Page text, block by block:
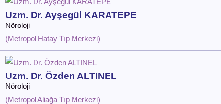
Uzm. Dr. Ayşegül KARATEPE
Nöroloji
(Metropol Hatay Tıp Merkezi)
Uzm. Dr. Özden ALTINEL
Nöroloji
(Metropol Aliağa Tıp Merkezi)